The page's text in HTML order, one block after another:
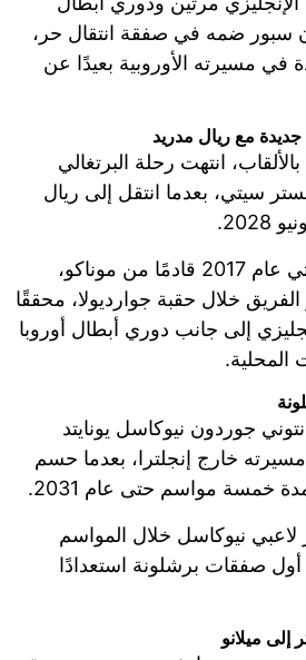
سبور ضمه في صفقة انتقال حر،
في مسيرته الأوروبية بعيدًا عن
مع ريال مدريد
انتهت رحلة البرتغالي
سيتي، بعدما انتقل إلى ريال
ووصل سيلفا إلى السيتي عام 2017 قادمًا من موناكو،
خلال حقبة جوارديولا، محققًا
إلى جانب دوري أبطال أوروبا
المحلية.
جوردون نيوكاسل يونايتد
خارج إنجلترا، بعدما حسم
خمسة مواسم حتى عام 2031.
نيوكاسل خلال المواسم
صفقات برشلونة استعدادًا
ميلانو